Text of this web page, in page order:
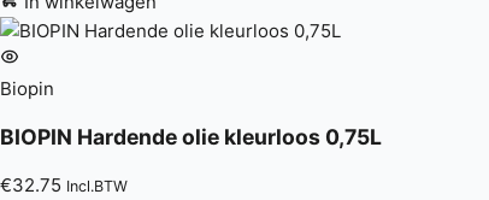
Biopin
BIOPIN Hardende olie kleurloos 0,75L
€32.75 Incl.BTW